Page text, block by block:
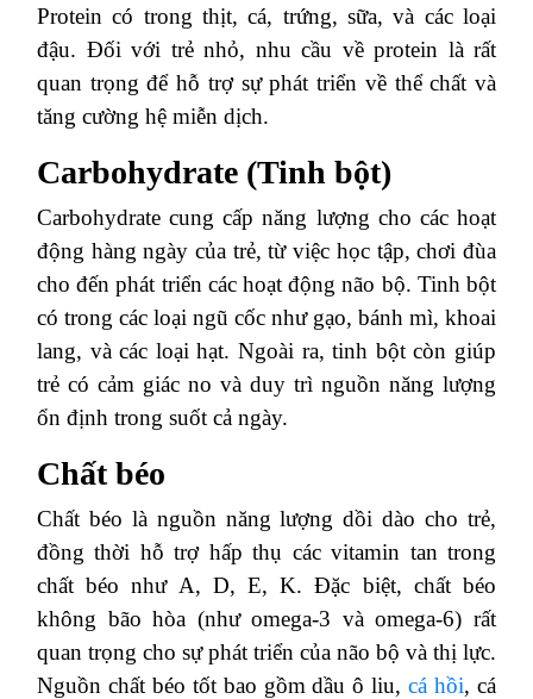
Protein có trong thịt, cá, trứng, sữa, và các loại
đậu. Đối với trẻ nhỏ, nhu cầu về protein là rất
quan trọng để hỗ trợ sự phát triển về thể chất và
tăng cường hệ miễn dịch.
Carbohydrate (Tinh bột)
Carbohydrate cung cấp năng lượng cho các hoạt
động hàng ngày của trẻ, từ việc học tập, chơi đùa
cho đến phát triển các hoạt động não bộ. Tinh bột
có trong các loại ngũ cốc như gạo, bánh mì, khoai
lang, và các loại hạt. Ngoài ra, tinh bột còn giúp
trẻ có cảm giác no và duy trì nguồn năng lượng
ổn định trong suốt cả ngày.
Chất béo
Chất béo là nguồn năng lượng dồi dào cho trẻ,
đồng thời hỗ trợ hấp thụ các vitamin tan trong
chất béo như A, D, E, K. Đặc biệt, chất béo
không bão hòa (như omega-3 và omega-6) rất
quan trọng cho sự phát triển của não bộ và thị lực.
Nguồn chất béo tốt bao gồm dầu ô liu,cá hồi, cá